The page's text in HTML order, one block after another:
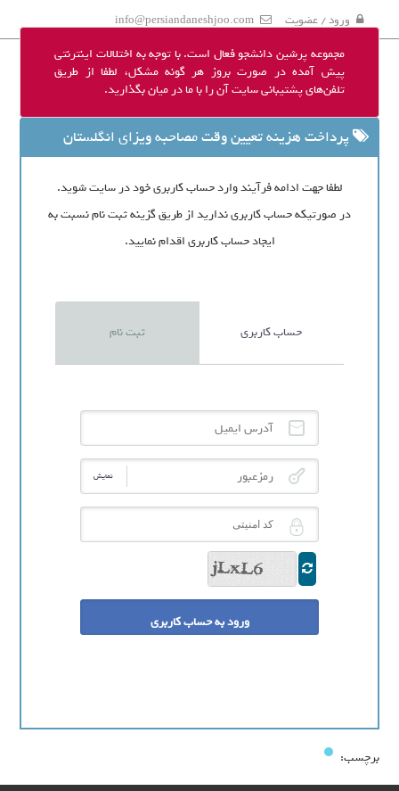
مجموعه پرشین دانشجو فعال است. با توجه به اختلالات اینترنتی
پیش آمده در صورت بروز هر گونه مشکل، لطفا از طریق
تلفن‌های پشتیبانی سایت آن را با ما در میان بگذارید.
ورود / عضویت info@persiandaneshjoo.com
پرداخت هزینه تعیین وقت مصاحبه ویزای انگلستان
لطفا جهت ادامه فرآیند وارد حساب کاربری خود در سایت شوید.
در صورتیکه حساب کاربری ندارید از طریق گزینه ثبت نام نسبت به
ایجاد حساب کاربری اقدام نمایید.
حساب کاربری ثبت نام
آدرس ایمیل
رمزعبور نمایش
کد امنیتی
برچسب: